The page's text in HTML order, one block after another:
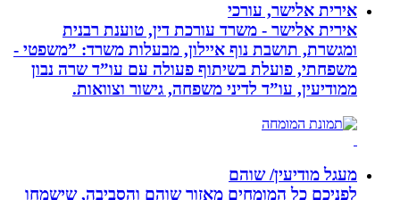
אירית אלישר, עורכי
אירית אלישר - משרד עורכת דין, טוענת רבנית
ומגשרת, תושבת נוף איילון, מבעלות משרד: ”משפטי -
משפחתי, פועלת בשיתוף פעולה עם עו”ד שרה נבון
ממודיעין, עו”ד לדיני משפחה, גישור וצוואות.
מעגל מודיעין/ שוהם
לפניכם כל המומחים מאזור שוהם והסביבה, שישמחו